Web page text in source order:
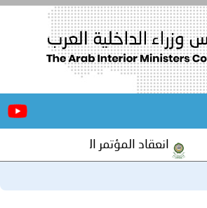
انعقاد المؤتمر العربي الثاني عشر